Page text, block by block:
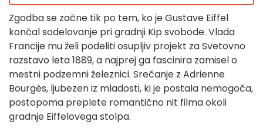
Zgodba se začne tik po tem, ko je Gustave Eiffel
končal sodelovanje pri gradnji Kip svobode. Vlada
Francije mu želi podeliti osupljiv projekt za Svetovno
razstavo leta 1889, a najprej ga fascinira zamisel o
mestni podzemni železnici. Srečanje z Adrienne
Bourgès, ljubezen iz mladosti, ki je postala nemogoča,
postopoma preplete romantično nit filma okoli
gradnje Eiffelovega stolpa.